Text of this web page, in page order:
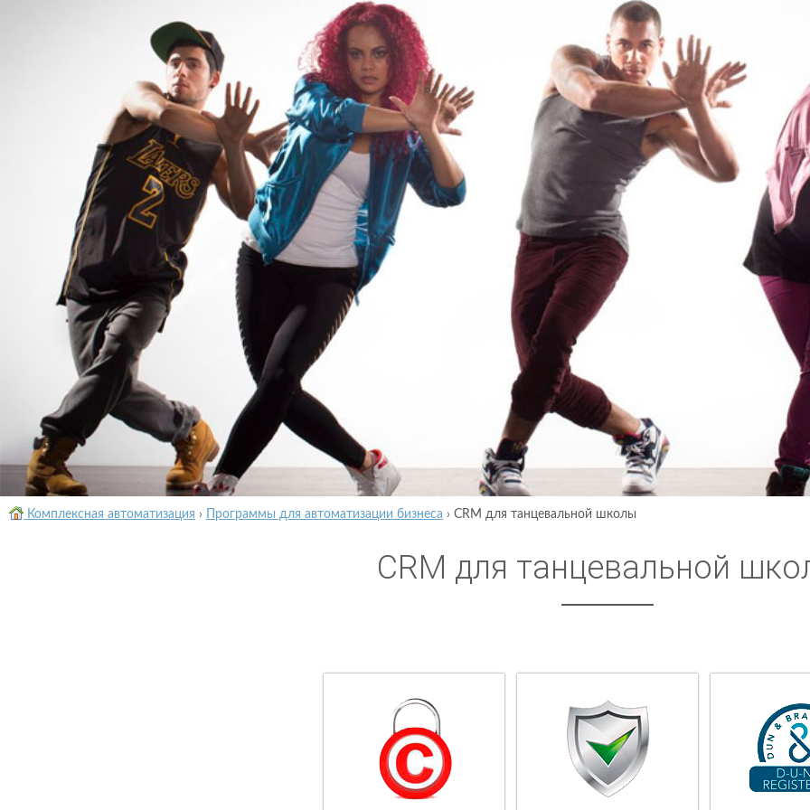
Комплексная автоматизация › Программы для автоматизации бизнеса › CRM для танцевальной школы
CRM для танцевальной